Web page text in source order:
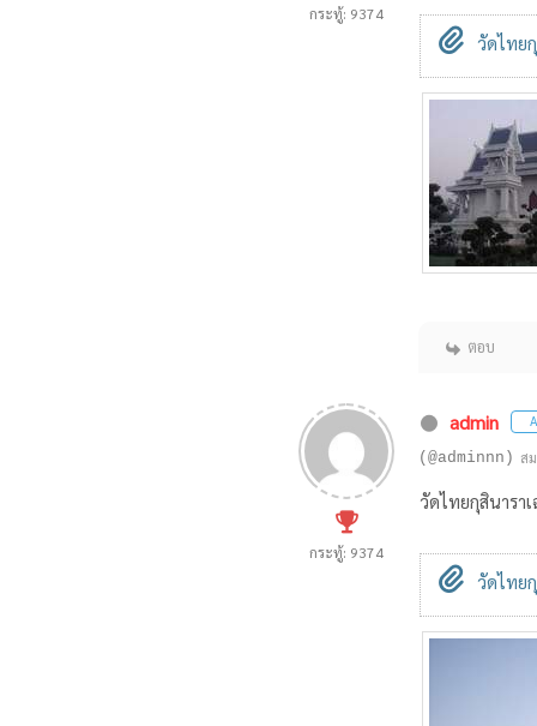
กระทู้: 9374
วัดไทย
ตอบ
กระทู้: 9374
admin
(@adminnn) ส
วัดไทยกุสินารา
วัดไทย